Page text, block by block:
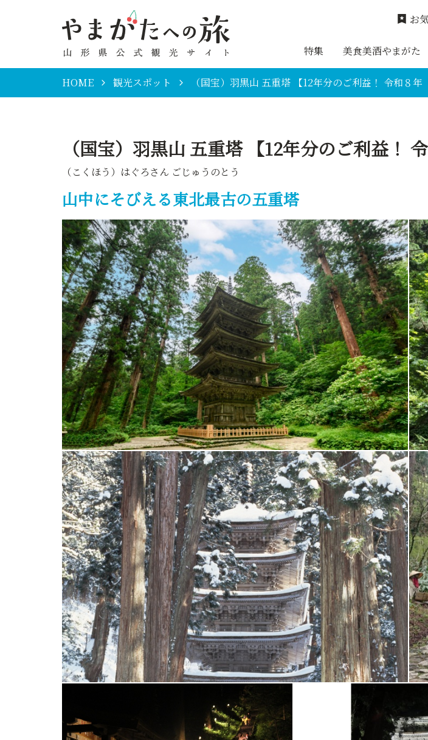
特集 美食美酒やまがた
お
HOME 観光スポット （国宝）羽黒山 五重塔 【12年分のご利益！ 令和８年
（国宝）羽黒山 五重塔 【12年分のご利益！
（こくほう）はぐろさん ごじゅうのとう
山中にそびえる東北最古の五重塔